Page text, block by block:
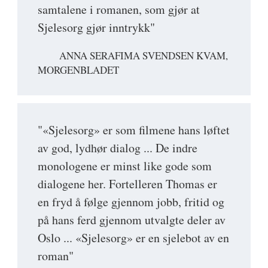
samtalene i romanen, som gjør at
Sjelesorg gjør inntrykk"
ANNA SERAFIMA SVENDSEN KVAM,
MORGENBLADET
"«Sjelesorg» er som filmene hans løftet
av god, lydhør dialog ... De indre
monologene er minst like gode som
dialogene her. Fortelleren Thomas er
en fryd å følge gjennom jobb, fritid og
på hans ferd gjennom utvalgte deler av
Oslo ... «Sjelesorg» er en sjelebot av en
roman"